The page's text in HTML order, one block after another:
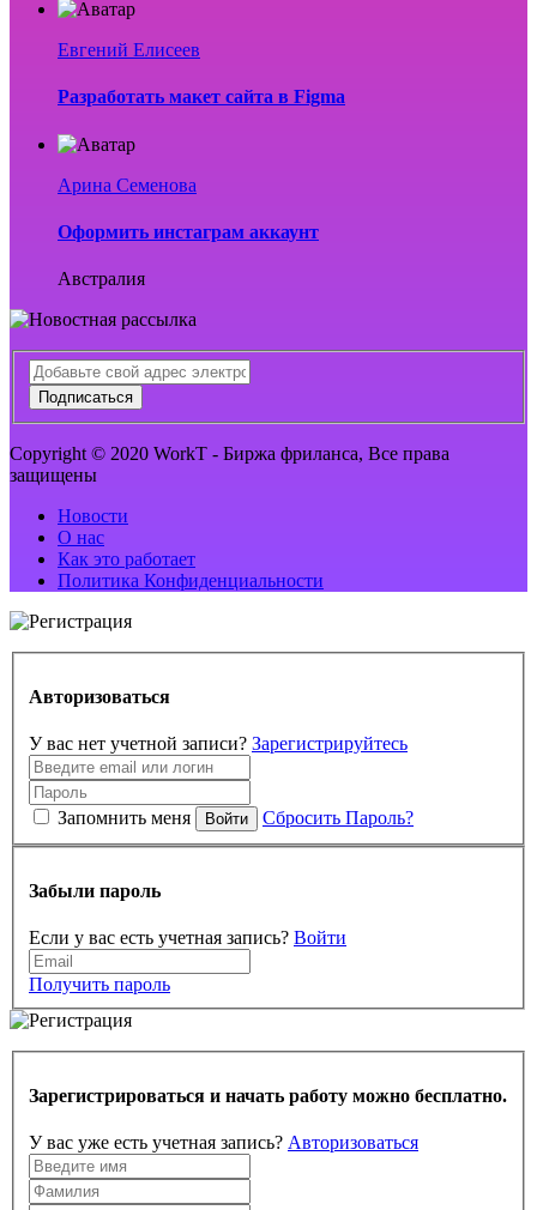
Евгений Елисеев
Разработать макет сайта в Figma
Арина Семенова
Оформить инстаграм аккаунт
Австралия
Подписаться
Copyright © 2020 WorkT - Биржа фриланса, Все права
защищены
Новости
О нас
Как это работает
Политика Конфиденциальности
Авторизоваться
У вас нет учетной записи? Зарегистрируйтесь
Запомнить меня Войти Сбросить Пароль?
Забыли пароль
Если у вас есть учетная запись? Войти
Получить пароль
Зарегистрироваться и начать работу можно бесплатно.
У вас уже есть учетная запись? Авторизоваться